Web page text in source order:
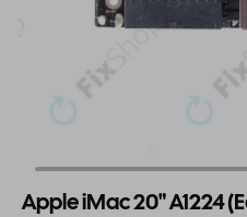
Apple iMac 20" A1224